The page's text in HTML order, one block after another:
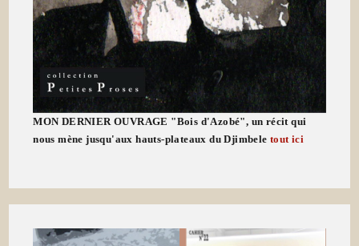
MON DERNIER OUVRAGE "Bois d'Azobé", un récit qui
nous mène jusqu'aux hauts-plateaux du Djimbeletout ici